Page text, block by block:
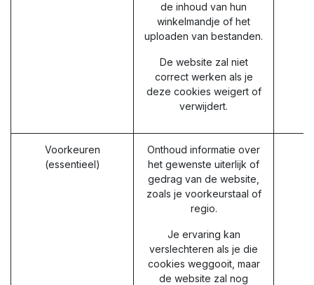
de inhoud van hun
winkelmandje of het
uploaden van bestanden.
De website zal niet
correct werken als je
deze cookies weigert of
verwijdert.
Voorkeuren
(essentieel)
Onthoud informatie over
het gewenste uiterlijk of
gedrag van de website,
zoals je voorkeurstaal of
regio.
Je ervaring kan
verslechteren als je die
cookies weggooit, maar
de website zal nog